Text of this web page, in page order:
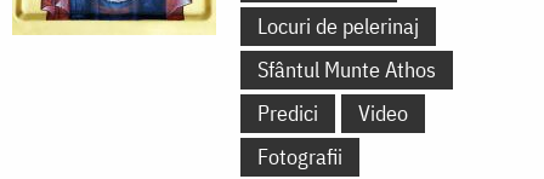
Locuri de pelerinaj
Sfântul Munte Athos
Predici
Video
Fotografii